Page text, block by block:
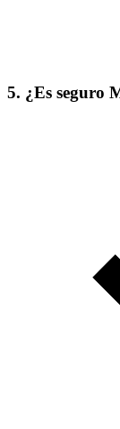
5. ¿Es seguro